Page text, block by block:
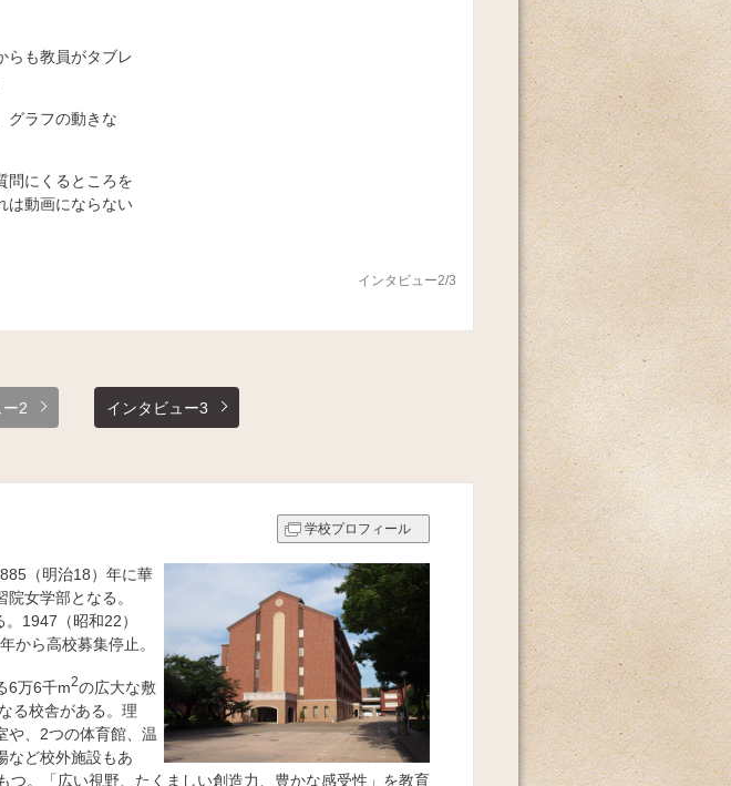
らも教員がタブレ
グラフの動きな
問にくるところを
は動画にならない
インタビュー2/3
2 インタビュー3
（明治18）年に華
女学部となる。
1947（昭和22）
から高校募集停止。
6万6千m2の広大な敷
る校舎がある。理
や、2つの体育館、温
など校外施設もあ
。「広い視野、たくましい創造力、豊かな感受性」を教育
学校プロフィール